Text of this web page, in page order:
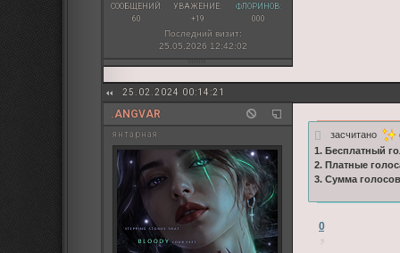
СООБЩЕНИЙ:
60
УВАЖЕНИЕ:
+19
ФЛОРИНОВ:
000
Последний визит:
25.05.2026 12:42:02
25.02.2024 00:14:21
.ANGVAR
янтарная засчитано
1. Бесплатный
2. Платные
3. Сумма
0